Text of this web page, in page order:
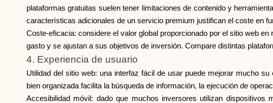
plataformas gratuitas suelen tener limitaciones de contenido y
características adicionales de un servicio premium justifican el coste en
Coste-eficacia: considere el valor global proporcionado por el sitio web
gasto y se ajustan a sus objetivos de inversión. Compare distintas
4. Experiencia de usuario
Utilidad del sitio web: una interfaz fácil de usar puede mejorar mucho
bien organizada facilita la búsqueda de información, la ejecución de
Accesibilidad móvil: dado que muchos inversores utilizan